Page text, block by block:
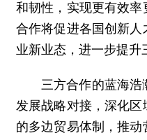
和韧性，实现更有效
合作将促进各国创新
业新业态，进一步提
三方合作的蓝海浩
发展战略对接，深化
的多边贸易体制，推